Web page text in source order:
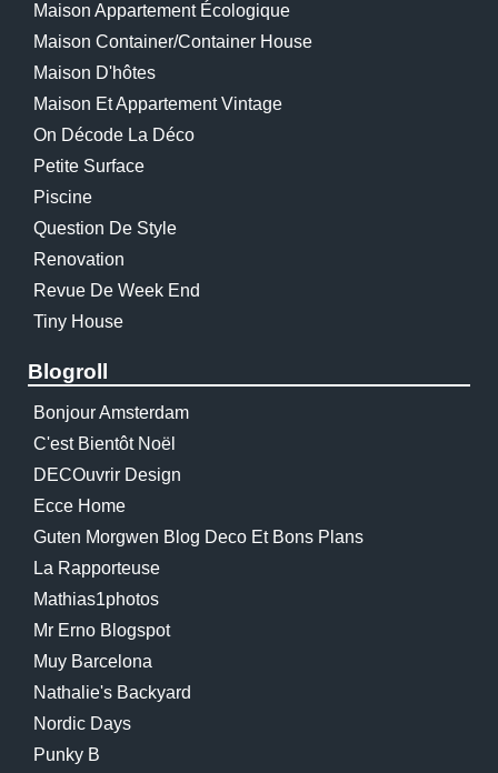
Maison Appartement Écologique
Maison Container/container House
Maison D'hôtes
Maison Et Appartement Vintage
On Décode La Déco
Petite Surface
Piscine
Question De Style
Renovation
Revue De Week End
Tiny House
Blogroll
Bonjour Amsterdam
C'est Bientôt Noël
DECOuvrir Design
Ecce Home
Guten Morgwen Blog Deco Et Bons Plans
La Rapporteuse
Mathias1photos
Mr Erno Blogspot
Muy Barcelona
Nathalie's Backyard
Nordic Days
Punky B